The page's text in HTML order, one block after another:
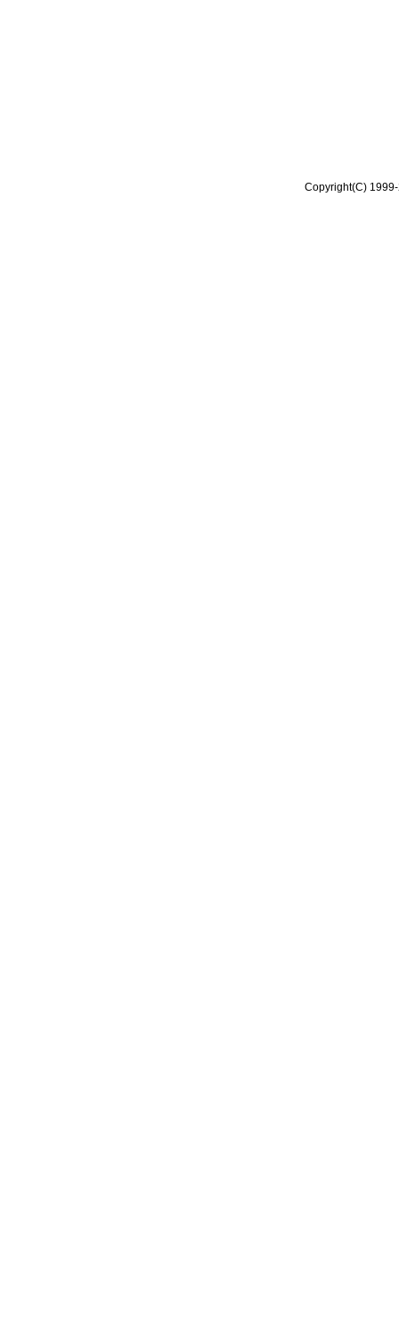
Copyright(C)